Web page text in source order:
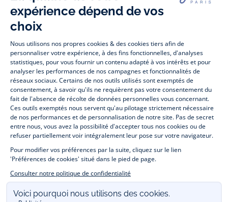
Jacadi
Jacadi
Jacadi
Jacadi Paris vous propose sur sa boutique en ligne une grande variété de
vêtements et chaussures , à la fois élégants et intemporels. Retrouvez,
entre autres, nos collections de body, blouse et combinaison pour les
nouveaux-nés , de t-shirt, pull et short pour les bébés et de pantalons,
chaussettes et accessoires pour les enfants de 1 mois à 12 ans.
Découvrez nos collections mode et tendance pour filles et garçons.
Profitez aussi de nos collections spéciales fête de fin d’année et trouvez
des idées cadeaux de Noël . Un heureux événement est arrivé ?
Retrouvez nos idées cadeaux de naissance . Bénéficiez également de
notre collection Outlet toute l’année. Guettez les
promotions Prix Doux
, une opération spéciale Jacadi avec des
vêtements enfant à prix tout ronds. Adhérez au programme de Fidélité
ventes privées
. Retrouvez la collection
Les Essentiels et ses vêtements emblématiques aux couleurs de la
une collection de manteaux bébé et enfant et de chaussures d'hiver